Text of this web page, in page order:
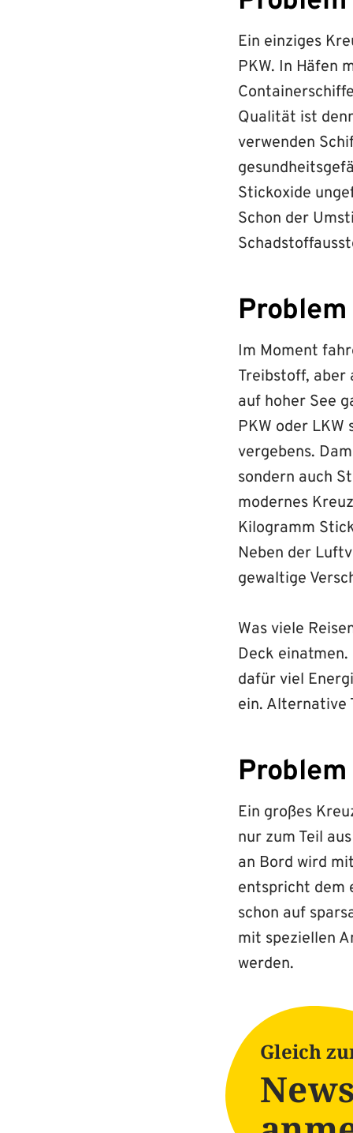
Ein einziges
PKW. In Häfen
Qualität ist
verwenden
Stickoxide
Schon der
Im Moment
Treibstoff, aber
auf hoher See
PKW oder
vergebens.
sondern auch
modernes
Kilogramm
Neben der
gewaltige
Was viele
Deck
dafür viel
ein. Alternative
Ein großes
nur zum Teil
an Bord wird
entspricht dem
schon auf
mit speziellen
werden.
Gleich